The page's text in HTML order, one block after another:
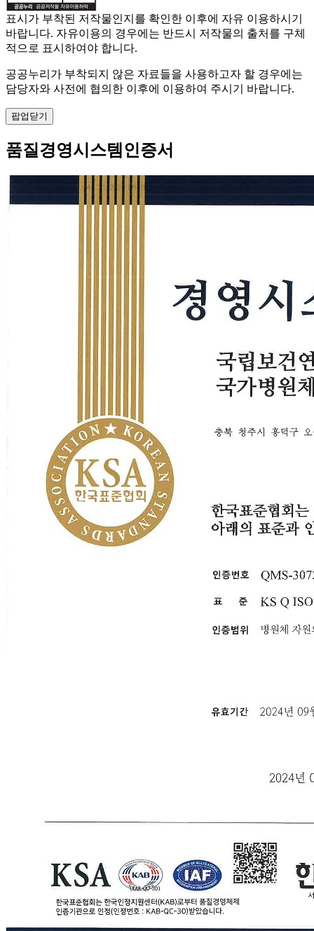
표시가 부착된 저작물인지를 확인한 이후에 자유 이용하시기
바랍니다. 자유이용의 경우에는 반드시 저작물의 출처를 구체
적으로 표시하여야 합니다.
공공누리가 부착되지 않은 자료들을 사용하고자 할 경우에는
담당자와 사전에 협의한 이후에 이용하여 주시기 바랍니다.
팝업닫기
품질경영시스템인증서